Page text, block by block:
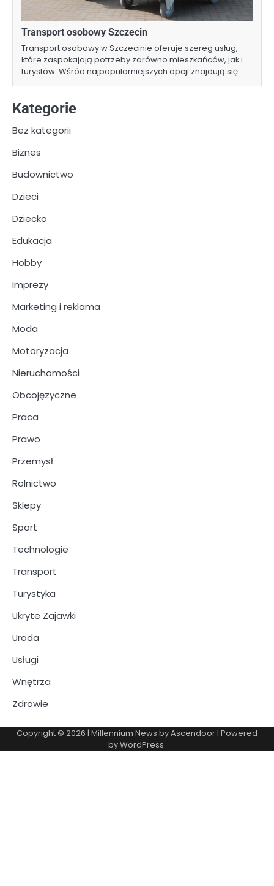
Transport osobowy Szczecin
Transport osobowy w Szczecinie oferuje szereg usług,
które zaspokajają potrzeby zarówno mieszkańców, jak i
turystów. Wśród najpopularniejszych opcji znajdują się…
Kategorie
Bez kategorii
Biznes
Budownictwo
Dzieci
Dziecko
Edukacja
Hobby
Imprezy
Marketing i reklama
Moda
Motoryzacja
Nieruchomości
Obcojęzyczne
Praca
Prawo
Przemysł
Rolnictwo
Sklepy
Sport
Technologie
Transport
Turystyka
Ukryte Zajawki
Uroda
Usługi
Wnętrza
Zdrowie
Copyright © 2026 | Millennium News byAscendoor| Powered
byWordPress.